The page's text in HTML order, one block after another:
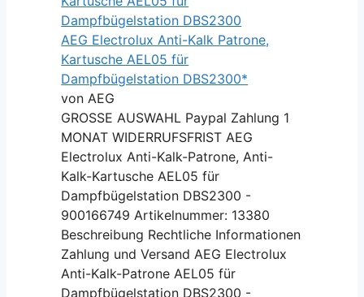
AEG Electrolux Anti-Kalk Patrone,
Kartusche AEL05 für
Dampfbügelstation DBS2300*
von AEG
GROSSE AUSWAHL Paypal Zahlung 1
MONAT WIDERRUFSFRIST AEG
Electrolux Anti-Kalk-Patrone, Anti-
Kalk-Kartusche AEL05 für
Dampfbügelstation DBS2300 -
900166749 Artikelnummer: 13380
Beschreibung Rechtliche Informationen
Zahlung und Versand AEG Electrolux
Anti-Kalk-Patrone AEL05 für
Dampfbügelstation DBS2300 -